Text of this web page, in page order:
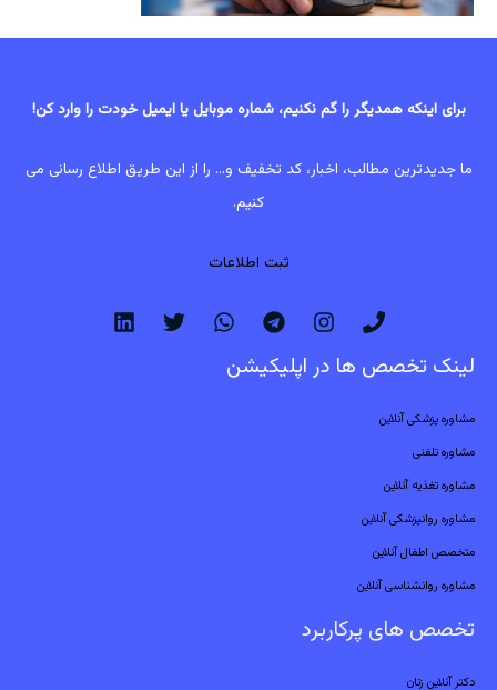
برای اینکه همدیگر را گم نکنیم، شماره موبایل یا ایمیل خودت را وارد کن!
ما جدیدترین مطالب، اخبار، کد تخفیف و... را از این طریق اطلاع رسانی می
کنیم.
ثبت اطلاعات
لینک تخصص ها در اپلیکیشن
مشاوره پزشکی آنلاین
مشاوره تلفنی
مشاوره تغذیه آنلاین
مشاوره روانپزشکی آنلاین
متخصص اطفال آنلاین
مشاوره روانشناسی آنلاین
تخصص های پرکاربرد
دکتر آنلاین زنان